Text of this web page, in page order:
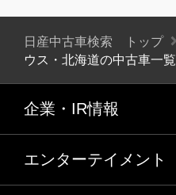
日産中古車検索 トップ
ウス・北海道の中古車一覧
企業・IR情報
エンターテイメント